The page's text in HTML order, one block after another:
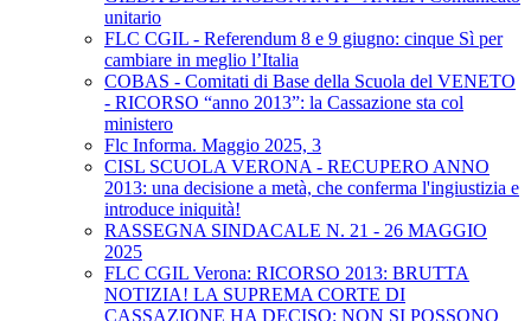
unitario
FLC CGIL - Referendum 8 e 9 giugno: cinque Sì per
cambiare in meglio l’Italia
COBAS - Comitati di Base della Scuola del VENETO
- RICORSO “anno 2013”: la Cassazione sta col
ministero
Flc Informa. Maggio 2025, 3
CISL SCUOLA VERONA - RECUPERO ANNO
2013: una decisione a metà, che conferma l'ingiustizia e
introduce iniquità!
RASSEGNA SINDACALE N. 21 - 26 MAGGIO
2025
FLC CGIL Verona: RICORSO 2013: BRUTTA
NOTIZIA! LA SUPREMA CORTE DI
CASSAZIONE HA DECISO: NON SI POSSONO